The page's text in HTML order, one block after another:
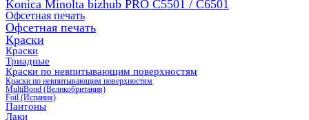
Konica Minolta bizhub PRO С5501 / С6501
Офсетная печать
Офсетная печать
Краски
Краски
Триадные
Краски по невпитывающим поверхностям
Краски по невпитывающим поверхностям
MultiBond (Великобритания)
Foil (Испания)
Пантоны
Лаки